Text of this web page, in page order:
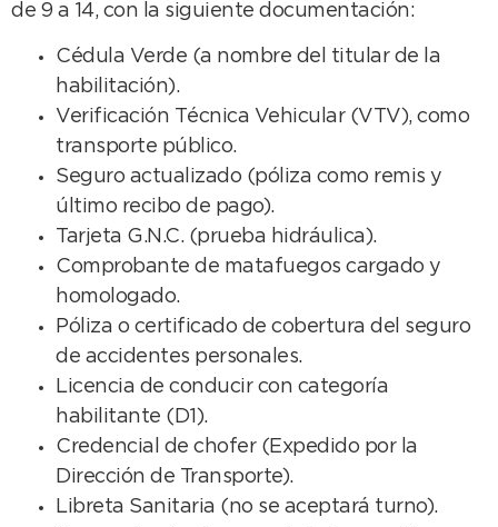
de 9 a 14, con la siguiente documentación:
Cédula Verde (a nombre del titular de la
habilitación).
Verificación Técnica Vehicular (VTV), como
transporte público.
Seguro actualizado (póliza como remis y
último recibo de pago).
Tarjeta G.N.C. (prueba hidráulica).
Comprobante de matafuegos cargado y
homologado.
Póliza o certificado de cobertura del seguro
de accidentes personales.
Licencia de conducir con categoría
habilitante (D1).
Credencial de chofer (Expedido por la
Dirección de Transporte).
Libreta Sanitaria (no se aceptará turno).